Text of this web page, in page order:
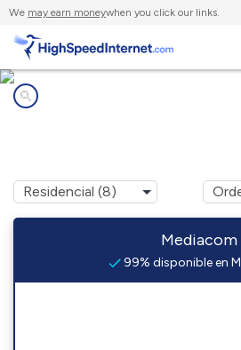
We may earn moneywhen you click our links.
Mediacom
99% disponible en